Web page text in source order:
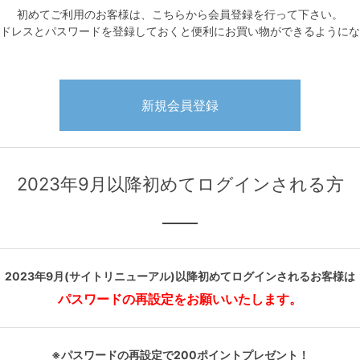
初めてご利用のお客様は、こちらから会員登録を行って下さい。
レスとパスワードを登録しておくと便利にお買い物ができるように
2023年9月以降初めてログインされる方
2023年9月(サイトリニューアル)以降初めてログインされるお客様は
パスワードの再設定をお願いいたします。
※パスワードの再設定で200ポイントプレゼント！